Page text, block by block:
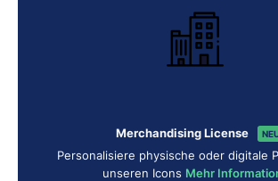
Merchandising License
Personalisiere physische oder digitale
unseren Icons Mehr